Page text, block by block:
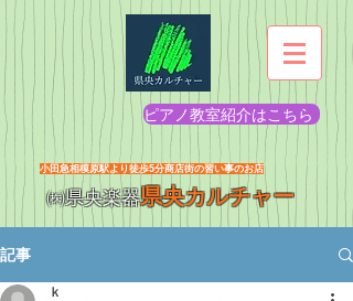
ピアノ教室紹介はこちら
​小田急相模原駅より徒歩5分商店街の習い事のお店
㈱県央楽器県央カルチャー
記事
ｋ